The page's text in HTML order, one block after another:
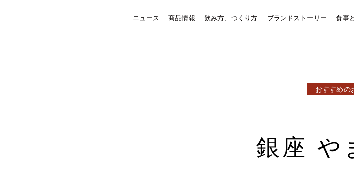
ニュース 商品情報 飲み方、つくり方 ブランドストーリー 食事
おすすめの
銀座 や